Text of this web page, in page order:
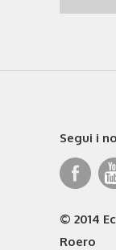
Segui i
© 2014
Roero